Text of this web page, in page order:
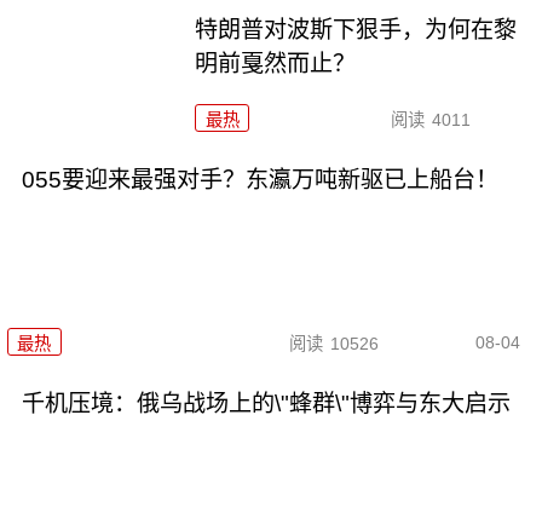
特朗普对波斯下狠手，为何在黎
明前戛然而止？
最热 阅读 4011
055要迎来最强对手？东瀛万吨新驱已上船台！
最热 阅读 10526 08-04
千机压境：俄乌战场上的\"蜂群\"博弈与东大启示